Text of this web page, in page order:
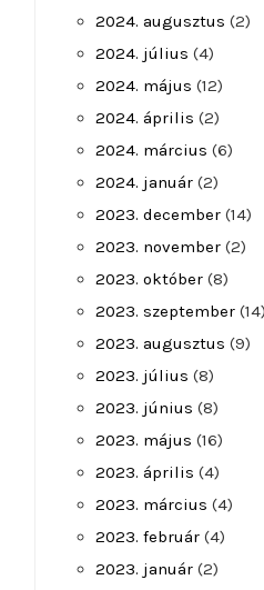
2024. augusztus (2)
2024. július (4)
2024. május (12)
2024. április (2)
2024. március (6)
2024. január (2)
2023. december (14)
2023. november (2)
2023. október (8)
2023. szeptember (14)
2023. augusztus (9)
2023. július (8)
2023. június (8)
2023. május (16)
2023. április (4)
2023. március (4)
2023. február (4)
2023. január (2)